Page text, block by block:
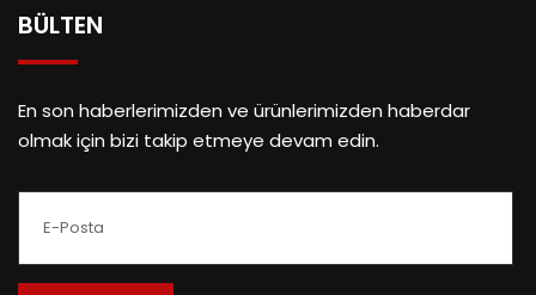
BÜLTEN
En son haberlerimizden ve ürünlerimizden haberdar
olmak için bizi takip etmeye devam edin.